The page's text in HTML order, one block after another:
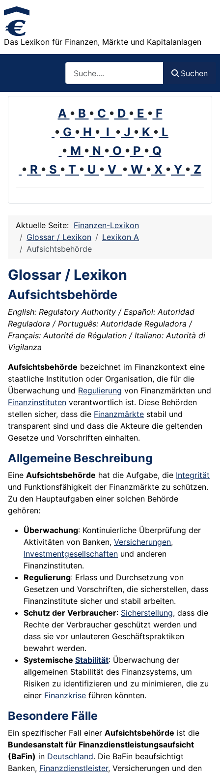
Das Lexikon für Finanzen, Märkte und Kapitalanlagen
Suchen
A • B • C • D • E • F
• G • H • I • J • K • L
• M • N • O • P • Q
• R • S • T • U • V • W • X • Y • Z
Aktuelle Seite: Finanzen-Lexikon
Glossar / Lexikon
Lexikon A
Aufsichtsbehörde
Glossar / Lexikon
Aufsichtsbehörde
English: Regulatory Authority / Español: Autoridad
Reguladora / Português: Autoridade Reguladora /
Français: Autorité de Régulation / Italiano: Autorità di
Vigilanza
Aufsichtsbehörde bezeichnet im Finanzkontext eine
staatliche Institution oder Organisation, die für die
Überwachung und Regulierung von Finanzmärkten und
Finanzinstituten verantwortlich ist. Diese Behörden
stellen sicher, dass die Finanzmärkte stabil und
transparent sind und dass die Akteure die geltenden
Gesetze und Vorschriften einhalten.
Allgemeine Beschreibung
Eine Aufsichtsbehörde hat die Aufgabe, die Integrität
und Funktionsfähigkeit der Finanzmärkte zu schützen.
Zu den Hauptaufgaben einer solchen Behörde
gehören:
Überwachung: Kontinuierliche Überprüfung der
Aktivitäten von Banken, Versicherungen,
Investmentgesellschaften und anderen
Finanzinstituten.
Regulierung: Erlass und Durchsetzung von
Gesetzen und Vorschriften, die sicherstellen, dass
Finanzinstitute sicher und stabil arbeiten.
Schutz der Verbraucher: Sicherstellung, dass die
Rechte der Verbraucher geschützt werden und
dass sie vor unlauteren Geschäftspraktiken
bewahrt werden.
Systemische Stabilität: Überwachung der
allgemeinen Stabilität des Finanzsystems, um
Risiken zu identifizieren und zu minimieren, die zu
einer Finanzkrise führen könnten.
Besondere Fälle
Ein spezifischer Fall einer Aufsichtsbehörde ist die
Bundesanstalt für Finanzdienstleistungsaufsicht
(BaFin) in Deutschland. Die BaFin beaufsichtigt
Banken, Finanzdienstleister, Versicherungen und den